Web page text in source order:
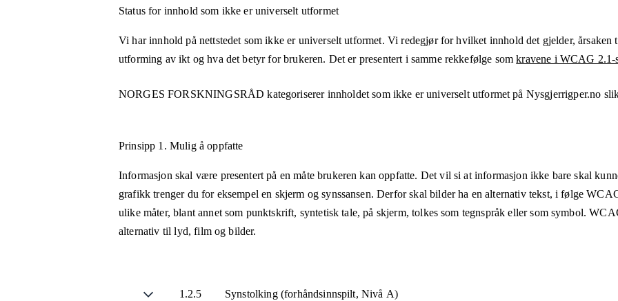
Status for innhold som ikke er universelt utformet
Vi har innhold på nettstedet som ikke er universelt utformet. Vi redegjør for hvilket innhold det gjelder,
utforming av ikt og hva det betyr for brukeren. Det er presentert i samme rekkefølge somkravene i WCAG 2.1-
NORGES FORSKNINGSRÅD kategoriserer innholdet som ikke er universelt utformet på Nysgjerrigper.no
Prinsipp 1. Mulig å oppfatte
Informasjon skal være presentert på en måte brukeren kan oppfatte. Det vil si at informasjon ikke bare skal
grafikk trenger du for eksempel en skjerm og synssansen. Derfor skal bilder ha en alternativ tekst, i følge
ulike måter, blant annet som punktskrift, syntetisk tale, på skjerm, tolkes som tegnspråk eller som symbol.
alternativ til lyd, film og bilder.
1.2.5 Synstolking (forhåndsinnspilt, Nivå A)